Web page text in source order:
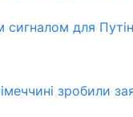
для
зробили